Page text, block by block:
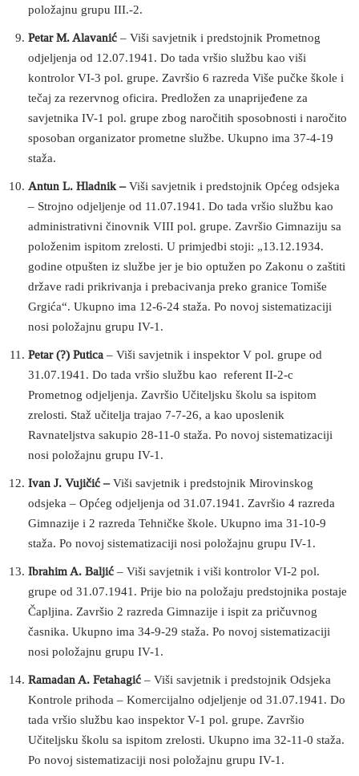
položajnu grupu III.-2.
Petar M. Alavanić – Viši savjetnik i predstojnik Prometnog
odjeljenja od 12.07.1941. Do tada vršio službu kao viši
kontrolor VI-3 pol. grupe. Završio 6 razreda Više pučke škole i
tečaj za rezervnog oficira. Predložen za unaprijeđene za
savjetnika IV-1 pol. grupe zbog naročitih sposobnosti i naročito
sposoban organizator prometne službe. Ukupno ima 37-4-19
staža.
Antun L. Hladnik –Viši savjetnik i predstojnik Općeg odsjeka
– Strojno odjeljenje od 11.07.1941. Do tada vršio službu kao
administrativni činovnik VIII pol. grupe. Završio Gimnaziju sa
položenim ispitom zrelosti. U primjedbi stoji: „13.12.1934.
godine otpušten iz službe jer je bio optužen po Zakonu o zaštiti
države radi prikrivanja i prebacivanja preko granice Tomiše
Grgića“. Ukupno ima 12-6-24 staža. Po novoj sistematizaciji
nosi položajnu grupu IV-1.
Petar (?) Putica – Viši savjetnik i inspektor V pol. grupe od
31.07.1941. Do tada vršio službu kao referent II-2-c
Prometnog odjeljenja. Završio Učiteljsku školu sa ispitom
zrelosti. Staž učitelja trajao 7-7-26, a kao uposlenik
Ravnateljstva sakupio 28-11-0 staža. Po novoj sistematizaciji
nosi položajnu grupu IV-1.
Ivan J. Vujičić –Viši savjetnik i predstojnik Mirovinskog
odsjeka – Općeg odjeljenja od 31.07.1941. Završio 4 razreda
Gimnazije i 2 razreda Tehničke škole. Ukupno ima 31-10-9
staža. Po novoj sistematizaciji nosi položajnu grupu IV-1.
Ibrahim A. Baljić – Viši savjetnik i viši kontrolor VI-2 pol.
grupe od 31.07.1941. Prije bio na položaju predstojnika postaje
Čapljina. Završio 2 razreda Gimnazije i ispit za pričuvnog
časnika. Ukupno ima 34-9-29 staža. Po novoj sistematizaciji
nosi položajnu grupu IV-1.
Ramadan A. Fetahagić – Viši savjetnik i predstojnik Odsjeka
Kontrole prihoda – Komercijalno odjeljenje od 31.07.1941. Do
tada vršio službu kao inspektor V-1 pol. grupe. Završio
Učiteljsku školu sa ispitom zrelosti. Ukupno ima 32-11-0 staža.
Po novoj sistematizaciji nosi položajnu grupu IV-1.